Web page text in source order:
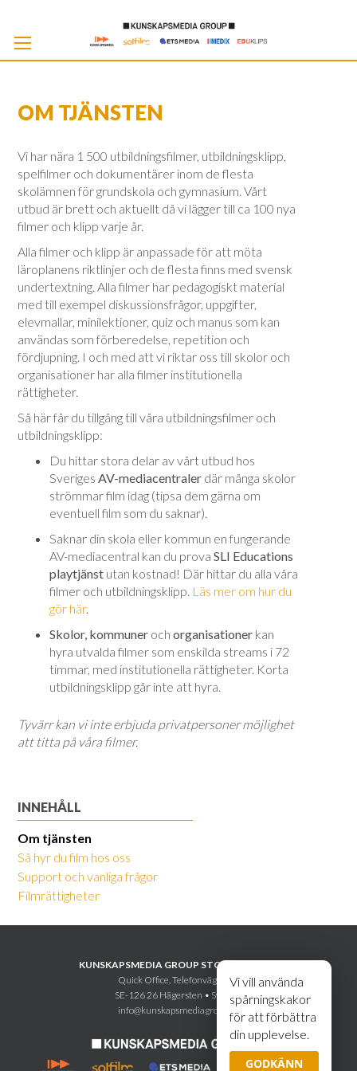
Vi vill använda
spårningskakor
för att förbättra
din upplevelse.
GODKÄNN
OM TJÄNSTEN
Vi har nära 1 500 utbildningsfilmer, utbildningsklipp,
spelfilmer och dokumentärer inom de flesta
skolämnen för grundskola och gymnasium. Vårt
utbud är brett och aktuellt då vi lägger till ca 100 nya
filmer och klipp varje år.
Alla filmer och klipp är anpassade för att möta
läroplanens riktlinjer och de flesta finns med svensk
undertextning. Alla filmer har pedagogiskt material
med till exempel diskussionsfrågor, uppgifter,
elevmallar, minilektioner, quiz och manus som kan
användas som förberedelse, repetition och
fördjupning. I och med att vi riktar oss till skolor och
organisationer har alla filmer institutionella
rättigheter.
Så här får du tillgång till våra utbildningsfilmer och
utbildningsklipp:
Du hittar stora delar av vårt utbud hos
Sveriges AV-mediacentraler där många skolor
strömmar film idag (tipsa dem gärna om
eventuell film som du saknar).
Saknar din skola eller kommun en fungerande
AV-mediacentral kan du provaSLI Educations
playtjänst utan kostnad! Där hittar du alla våra
filmer och utbildningsklipp. Läs mer om hur du
gör här.
Skolor, kommuner ochorganisationer kan
hyra utvalda filmer som enskilda streams i 72
timmar, med institutionella rättigheter. Korta
utbildningsklipp går inte att hyra.
Tyvärr kan vi inte erbjuda privatpersoner möjlighet
att titta på våra filmer.
INNEHÅLL
Om tjänsten
Så hyr du film hos oss
Support och vanliga frågor
Filmrättigheter
KUNSKAPSMEDIA GROUP STOCKHOLM AB
Quick Office, Telefonvägen 30
SE-126 26 Hägersten • Sweden
info@kunskapsmediagroup.se